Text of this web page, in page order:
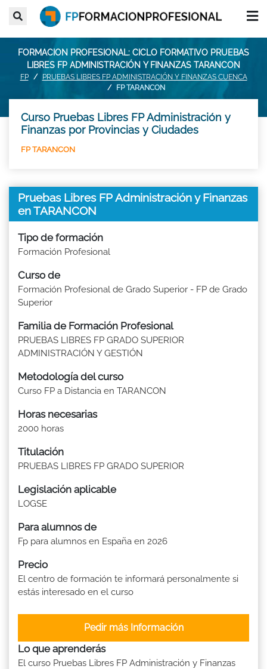
FORMACION PROFESIONAL: CICLO FORMATIVO PRUEBAS
LIBRES FP ADMINISTRACIÓN Y FINANZAS TARANCON
FP
PRUEBAS LIBRES FP ADMINISTRACIÓN Y FINANZAS CUENCA
FP TARANCON
Curso Pruebas Libres FP Administración y
Finanzas por Provincias y Ciudades
FP TARANCON
Pruebas Libres FP Administración y Finanzas
en TARANCON
Tipo de formación
Formación Profesional
Curso de
Formación Profesional de Grado Superior - FP de Grado
Superior
Familia de Formación Profesional
PRUEBAS LIBRES FP GRADO SUPERIOR
ADMINISTRACIÓN Y GESTIÓN
Metodología del curso
Curso FP a Distancia en TARANCON
Horas necesarias
2000 horas
Titulación
PRUEBAS LIBRES FP GRADO SUPERIOR
Legislación aplicable
LOGSE
Para alumnos de
Fp para alumnos en España en 2026
Precio
El centro de formación te informará personalmente si
estás interesado en el curso
Pedir más Información
Lo que aprenderás
El curso Pruebas Libres FP Administración y Finanzas